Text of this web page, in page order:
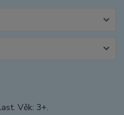
Věk: 3+.